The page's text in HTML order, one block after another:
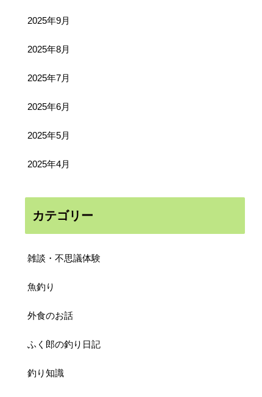
2025年9月
2025年8月
2025年7月
2025年6月
2025年5月
2025年4月
カテゴリー
雑談・不思議体験
魚釣り
外食のお話
ふく郎の釣り日記
釣り知識